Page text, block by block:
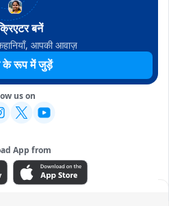
बनें
आपकी आवाज़
के रूप में जुड़ें
us on
App from